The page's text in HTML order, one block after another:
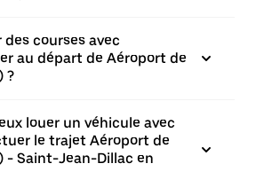
courses avec
au départ de Aéroport de
?
louer un véhicule avec
le trajet Aéroport de
- Saint-Jean-Dillac en